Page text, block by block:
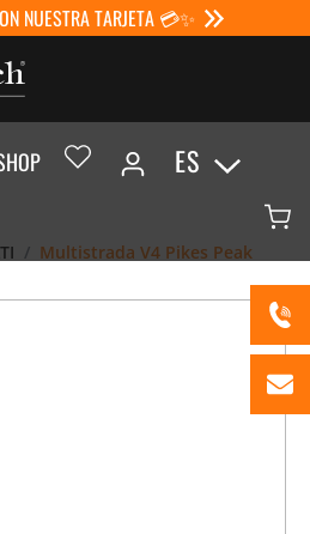
NUESTRA TARJETA 💳✨
ES
Multistrada V4 Pikes Peak